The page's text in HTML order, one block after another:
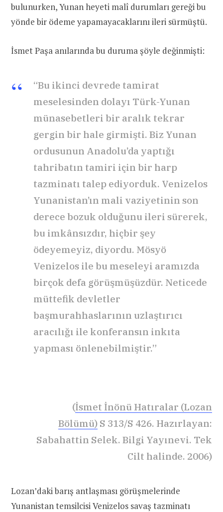
bulunurken, Yunan heyeti malî durumları gereği bu
yönde bir ödeme yapamayacaklarını ileri sürmüştü.
İsmet Paşa anılarında bu duruma şöyle değinmişti:
“Bu ikinci devrede tamirat
meselesinden dolayı Türk-Yu­nan
münasebetleri bir aralık tekrar
gergin bir hale girmişti. Biz Yunan
or­dusunun Anadolu’da yaptığı
tahribatın tamiri için bir harp
tazminatı talep ediyorduk. Venizelos
Yunanistan’ın mali vaziyetinin son
derece bozuk ol­duğunu ileri sürerek,
bu imkânsızdır, hiçbir şey
ödeyemeyiz, diyordu. Mösyö
Venizelos ile bu meseleyi aramızda
birçok defa görüşmüşüzdür. Neticede
müttefik devletler
başmurahhaslarının uzlaştırıcı
aracılığı ile konferansın inkıta
yapması önlenebilmiştir.”
(İsmet İnönü Hatıralar (Lozan
Bölümü) S 313/S 426. Hazırlayan:
Sabahattin Selek. Bilgi Yayınevi. Tek
Cilt halinde. 2006)
Lozan’daki barış antlaşması görüşmelerinde
Yunanistan temsilcisi Venizelos savaş tazminatı